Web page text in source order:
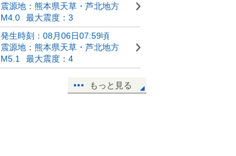
震源地：熊本県天草・芦北地方
M4.0
最大震度：3
発生時刻：08月06日07:59頃
震源地：熊本県天草・芦北地方
M5.1
最大震度：4
もっと見る